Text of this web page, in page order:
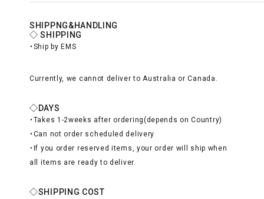
SHIPPNG&HANDLING
◇ SHIPPING
・Ship by EMS
Currently, we cannot deliver to Australia or Canada.
◇DAYS
・Takes 1-2weeks after ordering(depends on Country)
・Can not order scheduled delivery
・If you order reserved items, your order will ship when
all items are ready to deliver.
◇SHIPPING COST